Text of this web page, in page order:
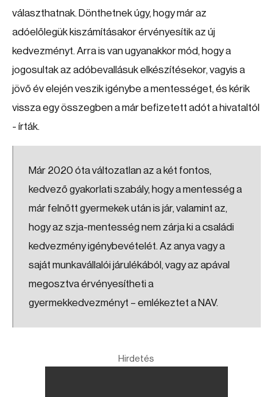
választhatnak. Dönthetnek úgy, hogy már az
adóelőlegük kiszámításakor érvényesítik az új
kedvezményt. Arra is van ugyanakkor mód, hogy a
jogosultak az adóbevallásuk elkészítésekor, vagyis a
jövő év elején veszik igénybe a mentességet, és kérik
vissza egy összegben a már befizetett adót a hivataltól
- írták.
Már 2020 óta változatlan az a két fontos,
kedvező gyakorlati szabály, hogy a mentesség a
már felnőtt gyermekek után is jár, valamint az,
hogy az szja-mentesség nem zárja ki a családi
kedvezmény igénybevételét. Az anya vagy a
saját munkavállalói járulékából, vagy az apával
megosztva érvényesítheti a
gyermekkedvezményt – emlékeztet a NAV.
Hirdetés